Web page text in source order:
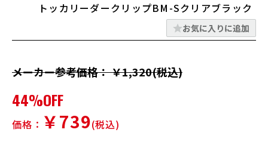
トッカリーダークリップBM-Sクリアブラック
お気に入りに追加
メーカー参考価格： ￥1,320(税込)
44%OFF
価格： ￥739(税込)